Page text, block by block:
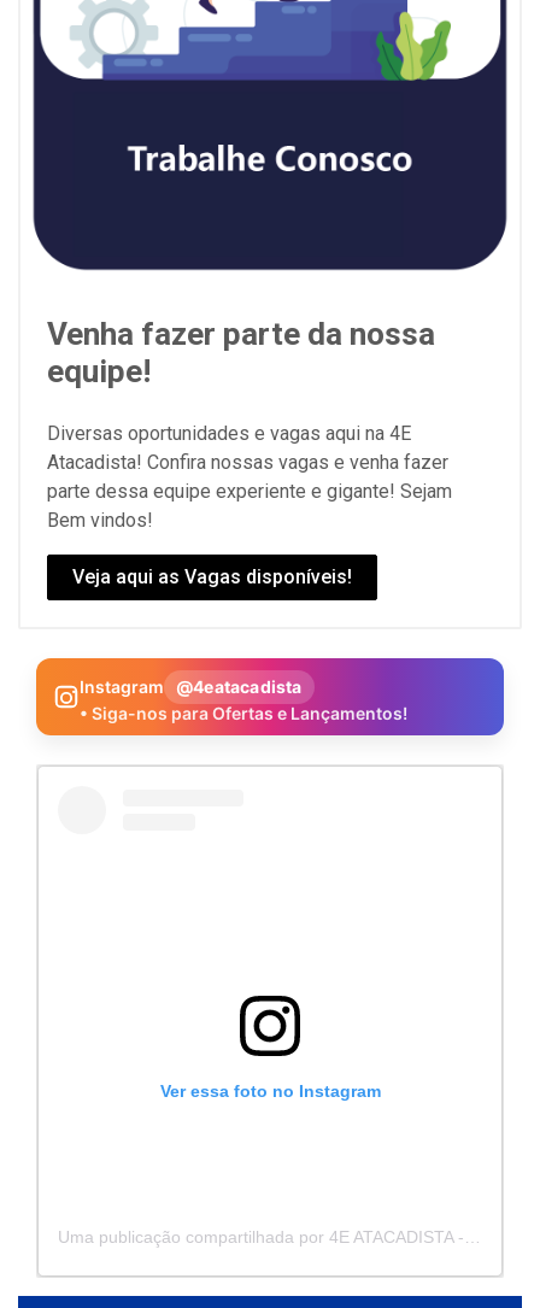
Venha fazer parte da nossa
equipe!
Diversas oportunidades e vagas aqui na 4E
Atacadista! Confira nossas vagas e venha fazer
parte dessa equipe experiente e gigante! Sejam
Bem vindos!
Veja aqui as Vagas disponíveis!
Instagram
@4eatacadista
• Siga-nos para Ofertas e Lançamentos!
Ver essa foto no Instagram